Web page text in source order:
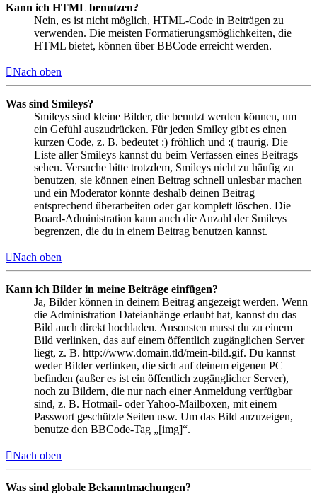
Kann ich HTML benutzen?
Nein, es ist nicht möglich, HTML-Code in Beiträgen zu
verwenden. Die meisten Formatierungsmöglichkeiten, die
HTML bietet, können über BBCode erreicht werden.
Nach oben
Was sind Smileys?
Smileys sind kleine Bilder, die benutzt werden können, um
ein Gefühl auszudrücken. Für jeden Smiley gibt es einen
kurzen Code, z. B. bedeutet :) fröhlich und :( traurig. Die
Liste aller Smileys kannst du beim Verfassen eines Beitrags
sehen. Versuche bitte trotzdem, Smileys nicht zu häufig zu
benutzen, sie können einen Beitrag schnell unlesbar machen
und ein Moderator könnte deshalb deinen Beitrag
entsprechend überarbeiten oder gar komplett löschen. Die
Board-Administration kann auch die Anzahl der Smileys
begrenzen, die du in einem Beitrag benutzen kannst.
Nach oben
Kann ich Bilder in meine Beiträge einfügen?
Ja, Bilder können in deinem Beitrag angezeigt werden. Wenn
die Administration Dateianhänge erlaubt hat, kannst du das
Bild auch direkt hochladen. Ansonsten musst du zu einem
Bild verlinken, das auf einem öffentlich zugänglichen Server
liegt, z. B. http://www.domain.tld/mein-bild.gif. Du kannst
weder Bilder verlinken, die sich auf deinem eigenen PC
befinden (außer es ist ein öffentlich zugänglicher Server),
noch zu Bildern, die nur nach einer Anmeldung verfügbar
sind, z. B. Hotmail- oder Yahoo-Mailboxen, mit einem
Passwort geschützte Seiten usw. Um das Bild anzuzeigen,
benutze den BBCode-Tag „[img]“.
Nach oben
Was sind globale Bekanntmachungen?